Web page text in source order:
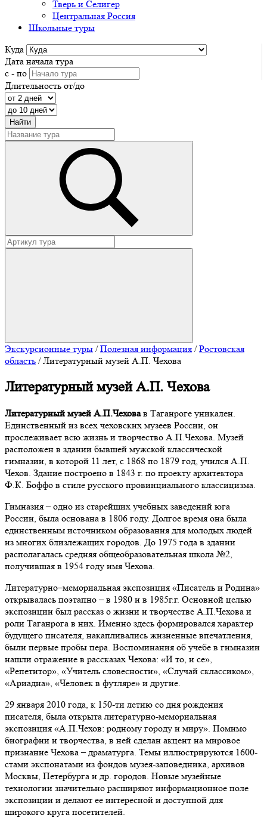
Тверь и Селигер
Центральная Россия
Школьные туры
Куда
Дата начала тура
с - по
Длительность от/до
Экскурсионные туры / Полезная информация /Ростовская
область /Литературный музей А.П. Чехова
Литературный музей А.П. Чехова
Литературный музей А.П.Чеховав Таганроге уникален.
Единственный из всех чеховских музеев России, он
прослеживает всю жизнь и творчество А.П.Чехова. Музей
расположен в здании бывшей мужской классической
гимназии, в которой 11 лет, с 1868 по 1879 год, учился А.П.
Чехов. Здание построено в 1843 г. по проекту архитектора
Ф.К. Боффо в стиле русского провинциального классицизма.
Гимназия – одно из старейших учебных заведений юга
России, была основана в 1806 году. Долгое время она была
единственным источником образования для молодых людей
из многих близлежащих городов. До 1975 года в здании
располагалась средняя общеобразовательная школа №2,
получившая в 1954 году имя Чехова.
Литературно–мемориальная экспозиция «Писатель и Родина»
открывалась поэтапно – в 1980 и в 1985г.г. Основной целью
экспозиции был рассказ о жизни и творчестве А.П.Чехова и
роли Таганрога в них. Именно здесь формировался характер
будущего писателя, накапливались жизненные впечатления,
были первые пробы пера. Воспоминания об учебе в гимназии
нашли отражение в рассказах Чехова: «И то, и се»,
«Репетитор», «Учитель словесности», «Случай склассиком»,
«Ариадна», «Человек в футляре» и другие.
29 января 2010 года, к 150-ти летию со дня рождения
писателя, была открыта литературно-мемориальная
экспозиция «А.П.Чехов: родному городу и миру». Помимо
биографии и творчества, в ней сделан акцент на мировое
признание Чехова – драматурга. Темы иллюстрируются 1600-
стами экспонатами из фондов музея-заповедника, архивов
Москвы, Петербурга и др. городов. Новые музейные
технологии значительно расширяют информационное поле
экспозиции и делают ее интересной и доступной для
широкого круга посетителей.